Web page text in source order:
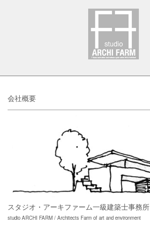
会社概要
スタジオ・アーキファーム一級建築士事務所
studio ARCHI FARM / Architects Farm of art and environment